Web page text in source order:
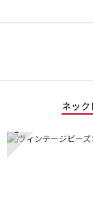
ネッ
1